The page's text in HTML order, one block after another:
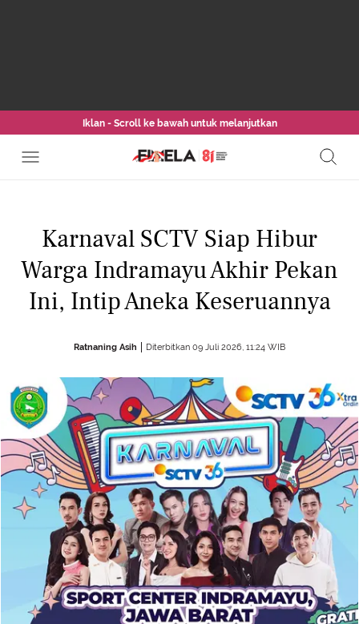
Iklan - Scroll ke bawah untuk melanjutkan
Karnaval SCTV Siap Hibur
Warga Indramayu Akhir Pekan
Ini, Intip Aneka Keseruannya
Ratnaning Asih Diterbitkan 09 Juli 2026, 11:24 WIB